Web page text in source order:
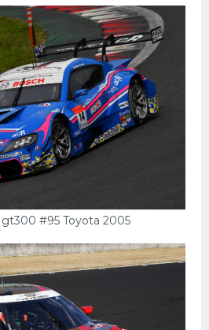
gt300 #95 Toyota 2005